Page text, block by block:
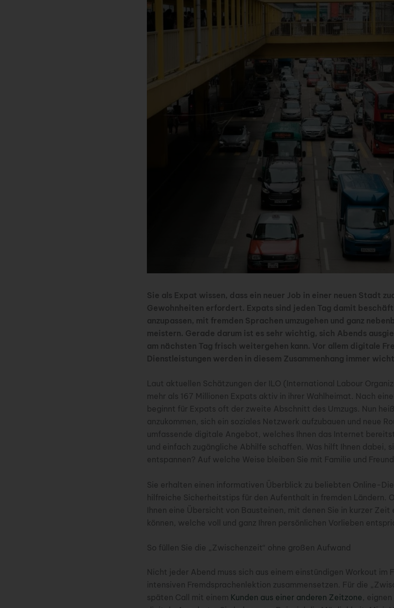
Sie als Expat wissen, dass ein neuer Job in einer neuen Stadt
Gewohnheiten erfordert. Expats sind jeden Tag damit
anzupassen, mit fremden Sprachen umzugehen und ganz
meistern. Gerade darum ist es sehr wichtig, sich Abends
am nächsten Tag frisch weitergehen kann. Vor allem digitale
Dienstleistungen werden in diesem Zusammenhang immer
Laut aktuellen Schätzungen der ILO (International Labour
mehr als 167 Millionen Expats aktiv in ihrer Wahlheimat. Nach
beginnt für Expats oft der zweite Abschnitt des Umzugs. Nun
anzukommen, sich ein soziales Netzwerk aufzubauen und neue
umfassende digitale Angebot, welches Ihnen das Internet
und einfach zugängliche Abhilfe schaffen. Was hilft Ihnen dabei,
entspannen? Auf welche Weise bleiben Sie mit Familie und
Sie erhalten einen informativen Überblick zu beliebten Online-
hilfreiche Sicherheitstips für den Aufenthalt in fremden Ländern.
Ihnen eine Übersicht von Bausteinen, mit denen Sie in kurzer
können, welche voll und ganz Ihren persönlichen Vorlieben
So füllen Sie die „Zwischenzeit“ ohne großen Aufwand
Nicht jeder Abend muss sich aus einem einstündigen Workout
intensiven Fremdsprachenlektion zusammensetzen. Für die
späten Call mit einem Kunden aus einer anderen Zeitzone,